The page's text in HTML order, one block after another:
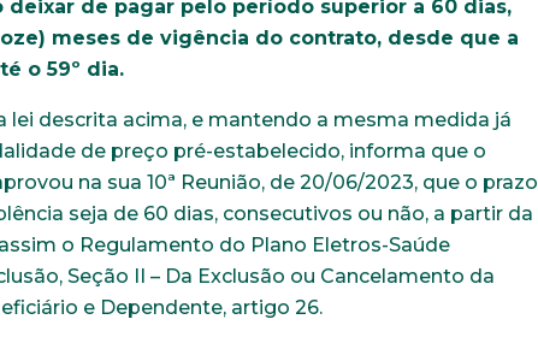
de pagar pelo período superior a 60 dias,
meses de vigência do contrato, desde que a
o 59º dia.
descrita acima, e mantendo a mesma medida já
de preço pré-estabelecido, informa que o
na sua 10ª Reunião, de 20/06/2023, que o prazo
seja de 60 dias, consecutivos ou não, a partir da
o Regulamento do Plano Eletros-Saúde
Seção II – Da Exclusão ou Cancelamento da
e Dependente, artigo 26.